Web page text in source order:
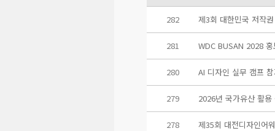
282 제3회 대한민국 저작
281 WDC BUSAN 2028
280 AI 디자인 실무 캠프
279 2026년 국가유산 활
278 제35회 대전디자인어